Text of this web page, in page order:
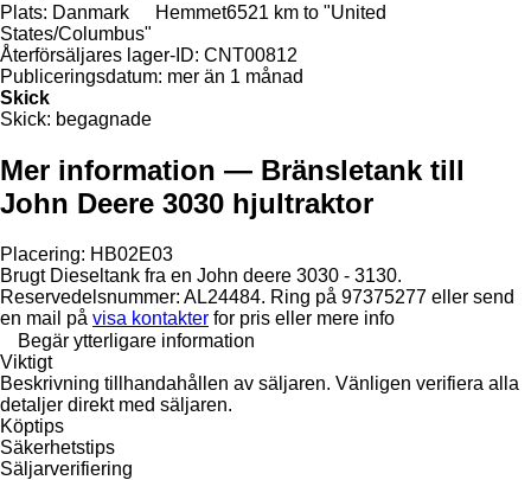
Plats: Danmark Hemmet6521 km to "United
States/Columbus"
Återförsäljares lager-ID: CNT00812
Publiceringsdatum: mer än 1 månad
Skick
Skick: begagnade
Mer information — Bränsletank till
John Deere 3030 hjultraktor
Placering: HB02E03
Brugt Dieseltank fra en John deere 3030 - 3130.
Reservedelsnummer: AL24484. Ring på 97375277 eller send
en mail på visa kontakter for pris eller mere info
Begär ytterligare information
Viktigt
Beskrivning tillhandahållen av säljaren. Vänligen verifiera alla
detaljer direkt med säljaren.
Köptips
Säkerhetstips
Säljarverifiering